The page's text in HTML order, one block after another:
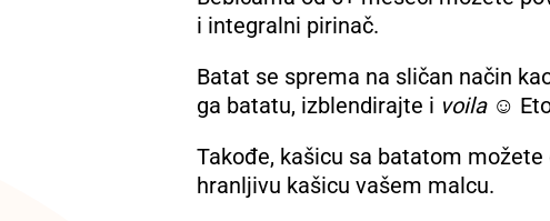
i integralni pirinač.
Batat se sprema na sličan način
ga batatu, izblendirajte i voila☺ Eto
Takođe, kašicu sa batatom
hranljivu kašicu vašem malcu.